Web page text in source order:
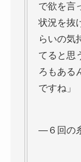
で欲を言
状況を抜
らいの気
てると思
ろもある
ですね」
―６回の